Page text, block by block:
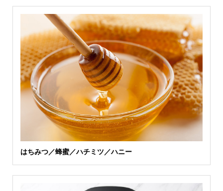
はちみつ／蜂蜜／ハチミツ／ハニー